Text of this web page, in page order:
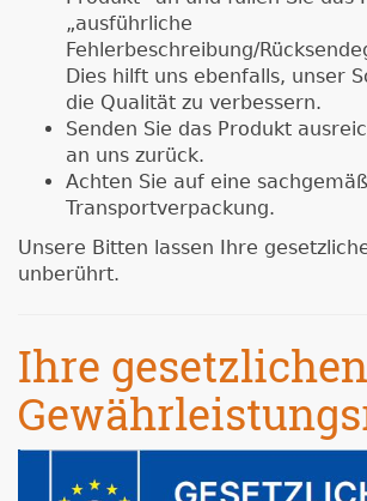
„ausführliche
Fehlerbeschreibung/
Dies hilft uns ebenfalls, unser
die Qualität zu verbessern.
Senden Sie das Produkt
an uns zurück.
Achten Sie auf eine
Transportverpackung.
Unsere Bitten lassen Ihre
unberührt.
Ihre gesetzlichen